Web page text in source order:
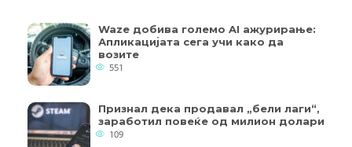
Waze добива големо AI ажурирање:
Апликацијата сега учи како да
возите
551
Признал дека продавал „бели лаги“,
заработил повеќе од милион долари
109